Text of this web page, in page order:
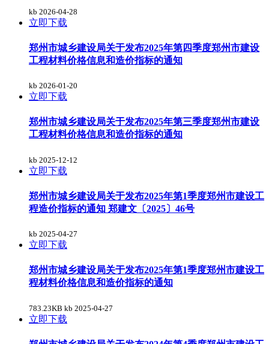
kb 2026-04-28
立即下载
郑州市城乡建设局关于发布2025年第四季度郑州市建设
工程材料价格信息和造价指标的通知
kb 2026-01-20
立即下载
郑州市城乡建设局关于发布2025年第三季度郑州市建设
工程材料价格信息和造价指标的通知
kb 2025-12-12
立即下载
郑州市城乡建设局关于发布2025年第1季度郑州市建设工
程造价指标的通知 郑建文〔2025〕46号
kb 2025-04-27
立即下载
郑州市城乡建设局关于发布2025年第1季度郑州市建设工
程材料价格信息和造价指标的通知
783.23KB kb 2025-04-27
立即下载